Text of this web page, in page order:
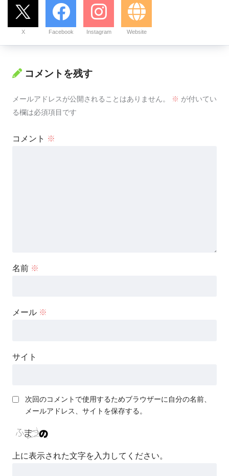
X Facebook Instagram Website
コメントを残す
メールアドレスが公開されることはありません。 ※ が付いてい
る欄は必須項目です
コメント ※
名前 ※
メール ※
サイト
次回のコメントで使用するためブラウザーに自分の名前、
メールアドレス、サイトを保存する。
上に表示された文字を入力してください。